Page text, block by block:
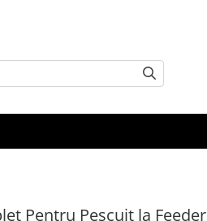
Pentru Pescuit la Feeder